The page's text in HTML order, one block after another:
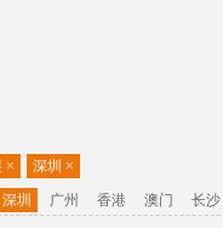
× 深圳 ×
深圳 广州 香港 澳门 长沙